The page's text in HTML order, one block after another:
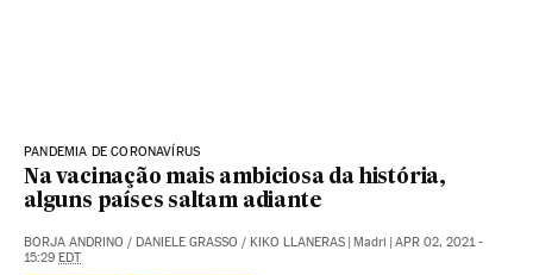
PANDEMIA DE CORONAVÍRUS
Na vacinação mais ambiciosa da história,
alguns países saltam adiante
BORJA ANDRINO / DANIELE GRASSO / KIKO LLANERAS Madri
APR 02, 2021 -
15:29 EDT